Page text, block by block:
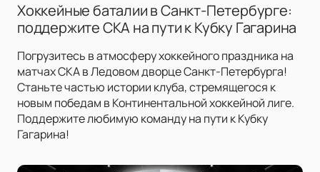
Хоккейные баталии в Санкт-Петербурге:
поддержите СКА на пути к Кубку Гагарина
Погрузитесь в атмосферу хоккейного праздника на
матчах СКА в Ледовом дворце Санкт-Петербурга!
Станьте частью истории клуба, стремящегося к
новым победам в Континентальной хоккейной лиге.
Поддержите любимую команду на пути к Кубку
Гагарина!